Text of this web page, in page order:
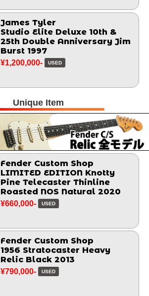
James Tyler
Studio Elite Deluxe 10th &
25th Double Anniversary Jim
Burst 1997
¥1,200,000- USED
Unique Item
Fender Custom Shop
LIMITED EDITION Knotty
Pine Telecaster Thinline
Roasted NOS Natural 2020
¥660,000- USED
Fender Custom Shop
1956 Stratocaster Heavy
Relic Black 2013
¥790,000- USED